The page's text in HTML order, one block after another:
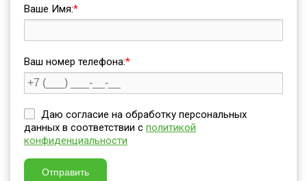
Вологодская область, ул. Козленская, 115 Б
+7 (8172) 55-04-15
Воронежская область, ул. Планетная, 5
Домодедово
Московская область, бульвар Строителей, 2/1
+7 (499) 653-86-00
Ваше Имя:*
Ваш номер телефона:*
Даю согласие на обработку персональных
данных в соответствии с политикой
конфиденциальности